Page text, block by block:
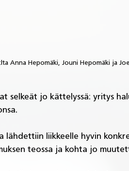
Anna Hepomäki, Jouni Hepomäki ja
selkeät jo kättelyssä: yritys
lähdettiin liikkeelle hyvin
teossa ja kohta jo